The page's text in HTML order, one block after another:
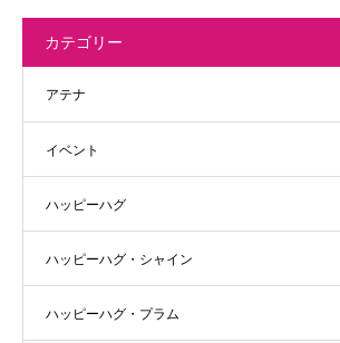
カテゴリー
アテナ
イベント
ハッピーハグ
ハッピーハグ・シャイン
ハッピーハグ・プラム